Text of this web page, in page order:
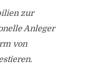
zur
Anleger
von